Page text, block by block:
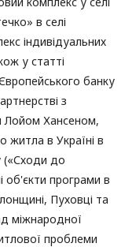
в селі
індивідуальних
у статті
банку
з
Лойом Хансеном,
житла в Україні в
(«Сходи до
об'єкти програми в
Пуховці та
міжнародної
проблеми